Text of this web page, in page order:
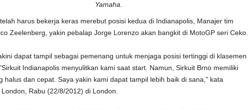
Yamaha.
harus bekerja keras merebut posisi kedua di Indianapolis, Manajer tim
Zeelenberg, yakin pebalap Jorge Lorenzo akan bangkit di MotoGP seri Ceko.
dapat tampil sebagai pemenang untuk menjaga posisi tertinggi di klasemen
Indianapolis menyulitkan kami saat start. Namun, Sirkuit Brno memiliki
halus dan cepat. Saya yakin kami dapat tampil lebih baik di sana," kata
Rabu (22/8/2012) di London.